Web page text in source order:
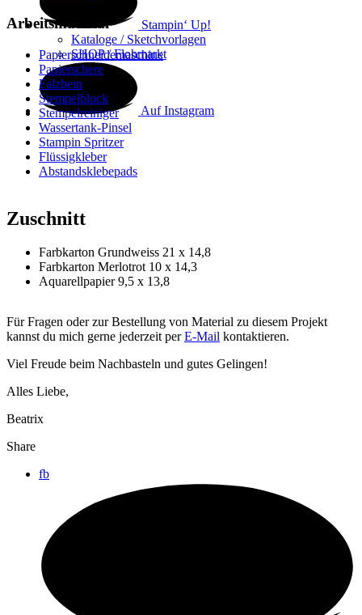
Stampin‘ Up!
Kataloge / Sketchvorlagen
SHOP / Flohmarkt
Auf Instagram
Arbeitsmaterial
Papierschneidemaschine
Papierschere
Falzbein
Stempelblock
Stempelreiniger
Wassertank-Pinsel
Stampin Spritzer
Flüssigkleber
Abstandsklebepads
Zuschnitt
Farbkarton Grundweiss 21 x 14,8
Farbkarton Merlotrot 10 x 14,3
Aquarellpapier 9,5 x 13,8
Für Fragen oder zur Bestellung von Material zu diesem Projekt
kannst du mich gerne jederzeit perE-Mail kontaktieren.
Viel Freude beim Nachbasteln und gutes Gelingen!
Alles Liebe,
Beatrix
Share
fb